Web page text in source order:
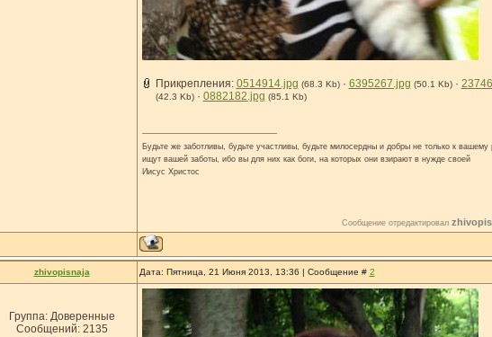
Прикрепления: 0514914.jpg (68.3 Kb) · 6395267.jpg (50.1 Kb) ·
(42.3 Kb) · 0882182.jpg (85.1 Kb)
Будьте же заботливы, будьте участливы, будьте милосердны и добры не только к
ищут вашей заботы, ибо вы для них как боги, на которых они взирают в нужде своей
Иисус Христос
Сообщение отредактировал
zhivopisnaja Дата: Пятница, 21 Июня 2013, 13:36 | Сообщение # 2
Группа: Доверенные
Сообщений: 2135